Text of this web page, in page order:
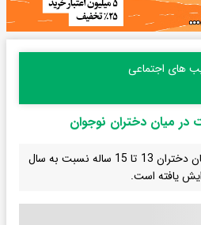
های اجتماعی
میان دختران نوجوان
میزان مصرف دخانیات در میان دختران 13 تا 15 ساله نسبت به سال